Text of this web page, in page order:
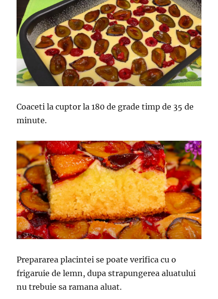
Coaceti la cuptor la 180 de grade timp de 35 de
minute.
Prepararea placintei se poate verifica cu o
frigaruie de lemn, dupa strapungerea aluatului
nu trebuie sa ramana aluat.